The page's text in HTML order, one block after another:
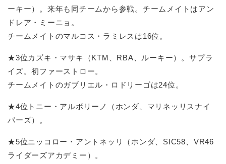
ーキー）。来年も同チームから参戦。チームメイトはアン
ドレア・ミーニョ。
チームメイトのマルコス・ラミレスは16位。
★3位カズキ・マサキ（KTM、RBA、ルーキー）。サプラ
イズ。初ファーストロー。
チームメイトのガブリエル・ロドリーゴは24位。
★4位トニー・アルボリーノ（ホンダ、マリネッリスナイ
パーズ）。
★5位ニッコロー・アントネッリ（ホンダ、SIC58、VR46
ライダーズアカデミー）。